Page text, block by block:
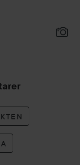
storlek och